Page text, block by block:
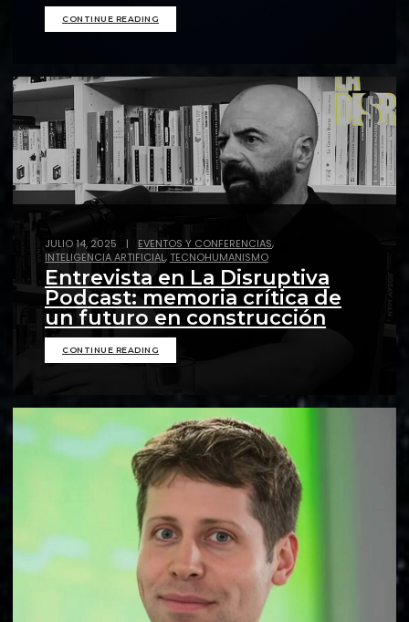
CONTINUE READING
JULIO 14, 2025 | EVENTOS Y CONFERENCIAS,
INTELIGENCIA ARTIFICIAL, TECNOHUMANISMO
Entrevista en La Disruptiva
Podcast: memoria crítica de
un futuro en construcción
CONTINUE READING